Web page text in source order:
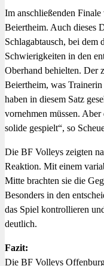
Im anschließenden
Beiertheim. Auch dieses
Schlagabtausch, bei dem
Schwierigkeiten in den
Oberhand behielten. Der
Beiertheim, was
haben in diesem Satz
vornehmen müssen.
solide gespielt“, so
Die BF Volleys zeigten
Reaktion. Mit einem
Mitte brachten sie die
Besonders in den
das Spiel kontrollieren
deutlich.
Fazit:
Die BF Volleys